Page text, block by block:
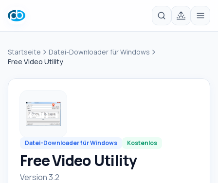
Startseite
Datei-Downloader für Windows
Free Video Utility
Datei-Downloader für Windows Kostenlos
Free Video Utility
Version 3.2